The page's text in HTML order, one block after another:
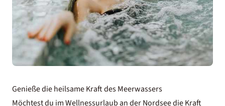
Genieße die heilsame Kraft des Meerwassers
Möchtest du im Wellnessurlaub an der Nordsee die Kraft